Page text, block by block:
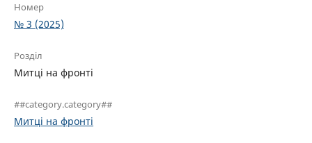
Номер
№ 3 (2025)
Розділ
Митці на фронті
##category.category##
Митці на фронті